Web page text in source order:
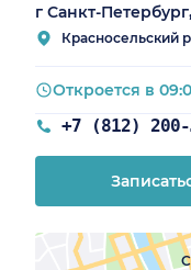
г Санкт-
Красносельский
Откроется в